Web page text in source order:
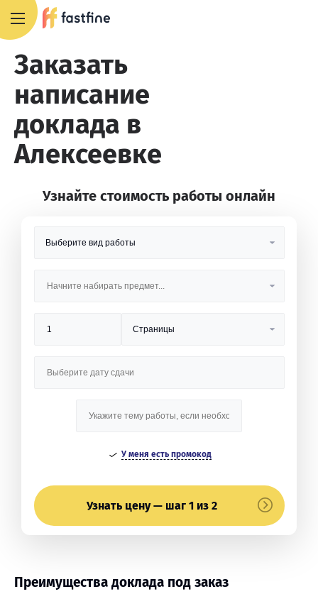
Заказать
написание
доклада в
Алексеевке
Узнайте стоимость работы онлайн
У меня есть промокод
Узнать цену — шаг 1 из 2
Преимущества доклада под заказ